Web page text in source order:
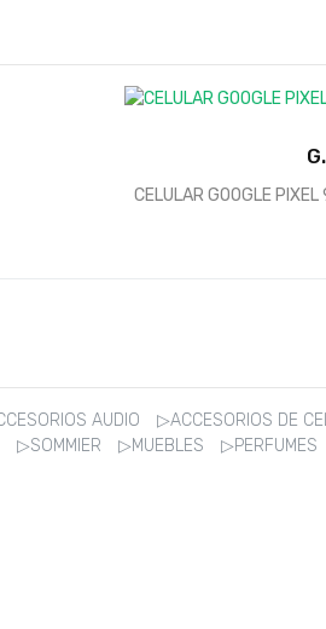
G.
CELULAR GOOGLE
AUDIO ▷ACCESORIOS DE
▷SOMMIER ▷MUEBLES ▷PERFUMES